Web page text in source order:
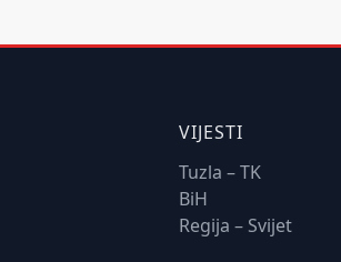
VIJESTI
Tuzla – TK
BiH
Regija – Svijet